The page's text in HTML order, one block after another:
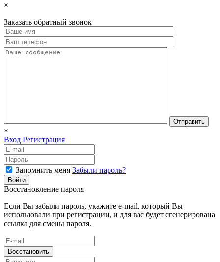
×
Заказать обратный звонок
Отправить
×
Вход Регистрация
Запомнить меня Забыли пароль?
Войти
Восстановление пароля
Если Вы забыли пароль, укажите e-mail, который Вы
использовали при регистрации, и для вас будет сгенерирована
ссылка для смены пароля.
Восстановить